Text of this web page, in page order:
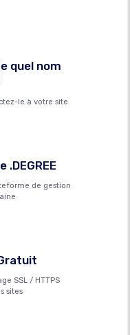
quel nom
le à votre site
.DEGREE
de gestion
SSL / HTTPS
sites